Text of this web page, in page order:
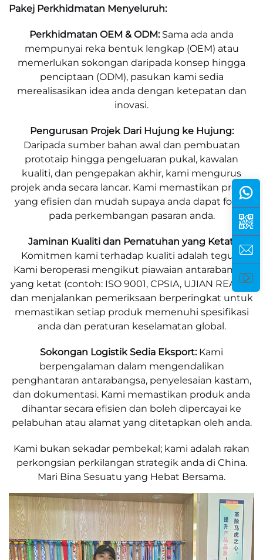
Pakej Perkhidmatan Menyeluruh:
Perkhidmatan OEM & ODM: Sama ada anda
mempunyai reka bentuk lengkap (OEM) atau
memerlukan sokongan daripada konsep hingga
penciptaan (ODM), pasukan kami sedia
merealisasikan idea anda dengan ketepatan dan
inovasi.
Pengurusan Projek Dari Hujung ke Hujung:
Daripada sumber bahan awal dan pembuatan
prototaip hingga pengeluaran pukal, kawalan
kualiti, dan pengepakan akhir, kami mengurus
projek anda secara lancar. Kami memastikan proses
yang efisien dan mudah supaya anda dapat fokus
pada perkembangan pasaran anda.
Jaminan Kualiti dan Pematuhan yang Ketat:
Komitmen kami terhadap kualiti adalah teguh.
Kami beroperasi mengikut piawaian antarabangsa
yang ketat (contoh: ISO 9001, CPSIA, UJIAN REACH)
dan menjalankan pemeriksaan berperingkat untuk
memastikan setiap produk memenuhi spesifikasi
anda dan peraturan keselamatan global.
Sokongan Logistik Sedia Eksport: Kami
berpengalaman dalam mengendalikan
penghantaran antarabangsa, penyelesaian kastam,
dan dokumentasi. Kami memastikan produk anda
dihantar secara efisien dan boleh dipercayai ke
pelabuhan atau alamat yang ditetapkan oleh anda.
Kami bukan sekadar pembekal; kami adalah rakan
perkongsian perkilangan strategik anda di China.
Mari Bina Sesuatu yang Hebat Bersama.